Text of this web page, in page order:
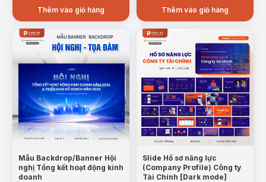
Thêm vào giỏ hàng Thêm vào giỏ hàng
Mẫu Backdrop/Banner Hội
nghị Tổng kết hoạt động kinh
doanh
Slide Hồ sơ năng lực
(Company Profile) Công ty
Tài Chính [Dark mode]